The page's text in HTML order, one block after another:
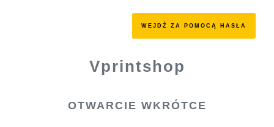
WEJDŹ ZA POMOCĄ HASŁA
Vprintshop
OTWARCIE WKRÓTCE